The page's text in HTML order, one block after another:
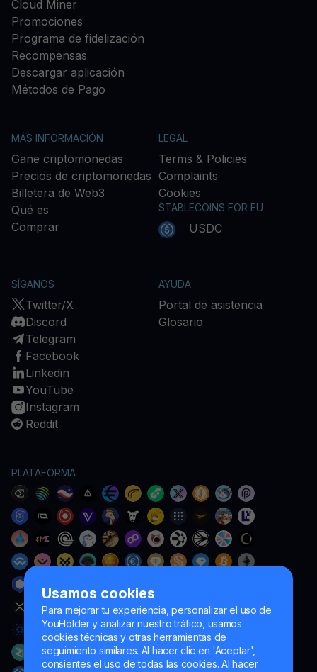
Usamos cookies
Para mejorar tu experiencia, personalizar el uso de
YouHolder y analizar nuestro tráfico, usamos
cookies técnicas y otras herramientas de
seguimiento similares. Al hacer clic en 'Aceptar',
consientes el uso de todas las cookies. Al hacer
Cloud Miner
Promociones
Programa de fidelización
Recompensas
Descargar aplicación
Métodos de Pago
MÁS INFORMACIÓN
Gane criptomonedas
Precios de criptomonedas
Billetera de Web3
Qué es
Comprar
LEGAL
Terms & Policies
Complaints
Cookies
STABLECOINS FOR EU
USDC
SÍGANOS
Twitter/X
Discord
Telegram
Facebook
Linkedin
YouTube
Instagram
Reddit
AYUDA
Portal de asistencia
Glosario
PLATAFORMA